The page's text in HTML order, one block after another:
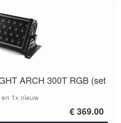
ARCH 300T RGB (set
1x nieuw
€ 369.00